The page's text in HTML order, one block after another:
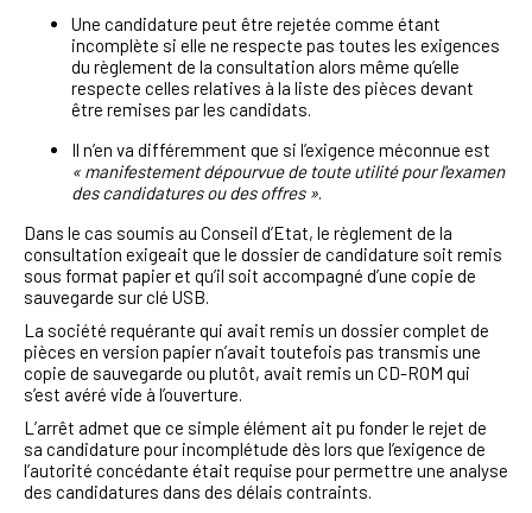
Une candidature peut être rejetée comme étant
incomplète si elle ne respecte pas toutes les exigences
du règlement de la consultation alors même qu’elle
respecte celles relatives à la liste des pièces devant
être remises par les candidats.
Il n’en va différemment que si l’exigence méconnue est
« manifestement dépourvue de toute utilité pour l'examen
des candidatures ou des offres ».
Dans le cas soumis au Conseil d’Etat, le règlement de la
consultation exigeait que le dossier de candidature soit remis
sous format papier et qu’il soit accompagné d’une copie de
sauvegarde sur clé USB.
La société requérante qui avait remis un dossier complet de
pièces en version papier n’avait toutefois pas transmis une
copie de sauvegarde ou plutôt, avait remis un CD-ROM qui
s’est avéré vide à l’ouverture.
L’arrêt admet que ce simple élément ait pu fonder le rejet de
sa candidature pour incomplétude dès lors que l’exigence de
l’autorité concédante était requise pour permettre une analyse
des candidatures dans des délais contraints.